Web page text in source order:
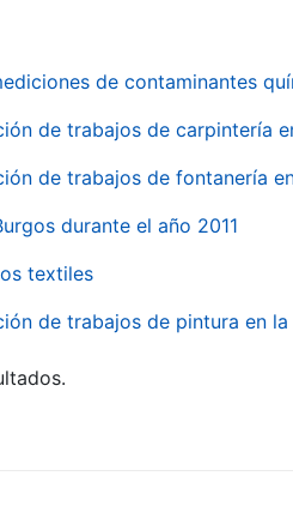
de contaminantes
de trabajos de carpintería
de trabajos de fontanería
durante el año 2011
textiles
de trabajos de pintura en